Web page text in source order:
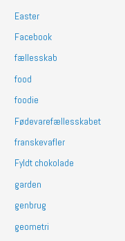
Easter
Facebook
fællesskab
food
foodie
Fødevarefællesskabet
franskevafler
Fyldt chokolade
garden
genbrug
geometri